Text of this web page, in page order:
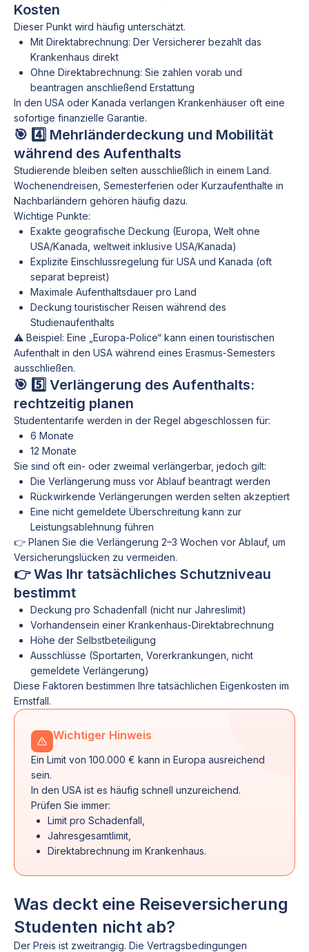
Kosten
Dieser Punkt wird häufig unterschätzt.
Mit Direktabrechnung: Der Versicherer bezahlt das
Krankenhaus direkt
Ohne Direktabrechnung: Sie zahlen vorab und
beantragen anschließend Erstattung
In den USA oder Kanada verlangen Krankenhäuser oft eine
sofortige finanzielle Garantie.
🎯 4️⃣ Mehrländerdeckung und Mobilität
während des Aufenthalts
Studierende bleiben selten ausschließlich in einem Land.
Wochenendreisen, Semesterferien oder Kurzaufenthalte in
Nachbarländern gehören häufig dazu.
Wichtige Punkte:
Exakte geografische Deckung (Europa, Welt ohne
USA/Kanada, weltweit inklusive USA/Kanada)
Explizite Einschlussregelung für USA und Kanada (oft
separat bepreist)
Maximale Aufenthaltsdauer pro Land
Deckung touristischer Reisen während des
Studienaufenthalts
⚠️ Beispiel: Eine „Europa-Police“ kann einen touristischen
Aufenthalt in den USA während eines Erasmus-Semesters
ausschließen.
🎯 5️⃣ Verlängerung des Aufenthalts:
rechtzeitig planen
Studententarife werden in der Regel abgeschlossen für:
6 Monate
12 Monate
Sie sind oft ein- oder zweimal verlängerbar, jedoch gilt:
Die Verlängerung muss vor Ablauf beantragt werden
Rückwirkende Verlängerungen werden selten akzeptiert
Eine nicht gemeldete Überschreitung kann zur
Leistungsablehnung führen
👉 Planen Sie die Verlängerung 2–3 Wochen vor Ablauf, um
Versicherungslücken zu vermeiden.
👉 Was Ihr tatsächliches Schutzniveau
bestimmt
Deckung pro Schadenfall (nicht nur Jahreslimit)
Vorhandensein einer Krankenhaus-Direktabrechnung
Höhe der Selbstbeteiligung
Ausschlüsse (Sportarten, Vorerkrankungen, nicht
gemeldete Verlängerung)
Diese Faktoren bestimmen Ihre tatsächlichen Eigenkosten im
Ernstfall.
Wichtiger Hinweis
Ein Limit von 100.000 € kann in Europa ausreichend
sein.
In den USA ist es häufig schnell unzureichend.
Prüfen Sie immer:
Limit pro Schadenfall,
Jahresgesamtlimit,
Direktabrechnung im Krankenhaus.
Was deckt eine Reiseversicherung
Studenten nicht ab?
Der Preis ist zweitrangig. Die Vertragsbedingungen